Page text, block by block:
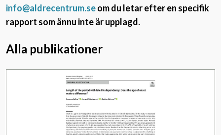
info@aldrecentrum.seom du letar efter en specifik
rapport som ännu inte är upplagd.
Alla publikationer